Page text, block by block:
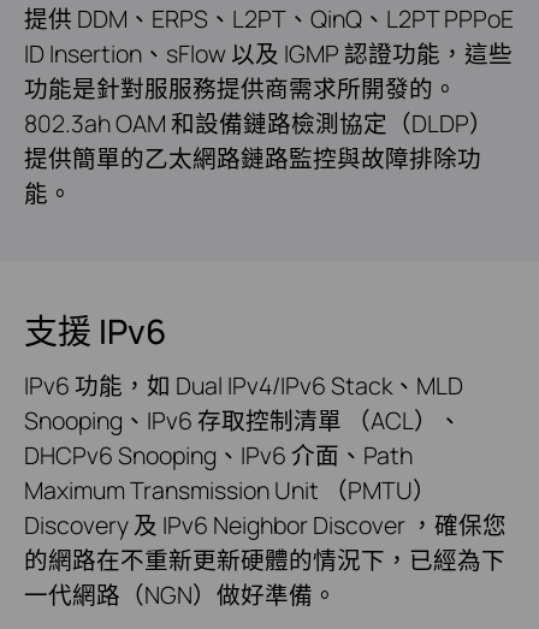
提供 DDM、ERPS、L2PT、QinQ、L2PT PPPoE
ID Insertion、sFlow 以及 IGMP 認證功能，這些
功能是針對服服務提供商需求所開發的。
802.3ah OAM 和設備鏈路檢測協定（DLDP）
提供簡單的乙太網路鏈路監控與故障排除功
能。
支援 IPv6
IPv6 功能，如 Dual IPv4/IPv6 Stack、MLD
Snooping、IPv6 存取控制清單 （ACL）、
DHCPv6 Snooping、IPv6 介面、Path
Maximum Transmission Unit （PMTU）
Discovery 及 IPv6 Neighbor Discover ，確保您
的網路在不重新更新硬體的情況下，已經為下
一代網路（NGN）做好準備。